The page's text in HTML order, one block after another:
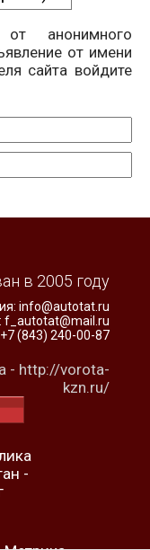
анонимного
от имени
сайта войдите
в 2005 году
info@autotat.ru
f_autotat@mail.ru
+7 (843) 240-00-87
- http://vorota-
kzn.ru/